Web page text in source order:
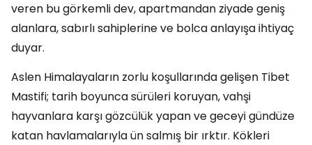
veren bu görkemli dev, apartmandan ziyade geniş
alanlara, sabırlı sahiplerine ve bolca anlayışa ihtiyaç
duyar.
Aslen Himalayaların zorlu koşullarında gelişen Tibet
Mastifi; tarih boyunca sürüleri koruyan, vahşi
hayvanlara karşı gözcülük yapan ve geceyi gündüze
katan havlamalarıyla ün salmış bir ırktır. Kökleri